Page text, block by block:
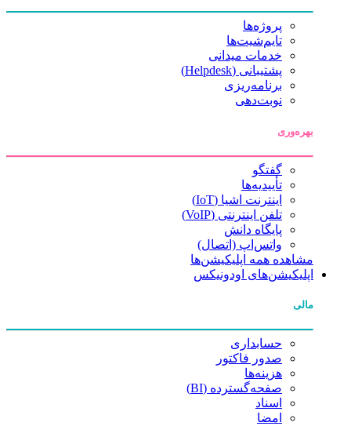
پروژه‌ها
تایم‌شیت‌ها
خدمات میدانی
پشتیبانی (Helpdesk)
برنامه‌ریزی
نوبت‌دهی
بهره‌وری
گفتگو
تأییدیه‌ها
اینترنت اشیا (IoT)
تلفن اینترنتی (VoIP)
پایگاه دانش
واتس‌اپ (اتصال)
مشاهده همه اپلیکیشن‌ها
اپلیکیشن‌های اودونیکس
مالی
حسابداری
صدور فاکتور
هزینه‌ها
صفحه‌گسترده (BI)
اسناد
امضا